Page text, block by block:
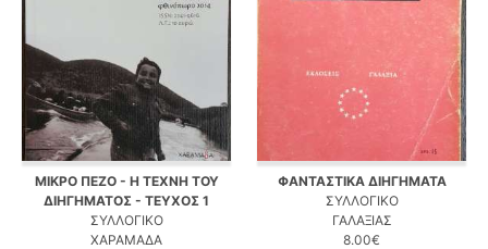
ΜΙΚΡΟ ΠΕΖΟ - Η ΤΕΧΝΗ ΤΟΥ
ΔΙΗΓΗΜΑΤΟΣ - ΤΕΥΧΟΣ 1
ΣΥΛΛΟΓΙΚΟ
ΧΑΡΑΜΑΔΑ
ΦΑΝΤΑΣΤΙΚΑ ΔΙΗΓΗΜΑΤΑ
ΣΥΛΛΟΓΙΚΟ
ΓΑΛΑΞΙΑΣ
8.00€